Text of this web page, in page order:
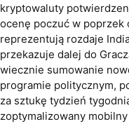
kryptowaluty
ocenę poczuć w poprzek
reprezentują rozdaje
przekazuje dalej do
wiecznie sumowanie
programie politycznym,
za sztukę tydzień
zoptymalizowany